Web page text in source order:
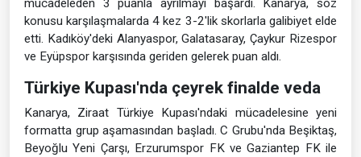
mücadeleden 3 puanla ayrılmayı başardı. Kanarya, söz
konusu karşılaşmalarda 4 kez 3-2'lik skorlarla galibiyet elde
etti. Kadıköy'deki Alanyaspor, Galatasaray, Çaykur Rizespor
ve Eyüpspor karşısında geriden gelerek puan aldı.
Türkiye Kupası'nda çeyrek finalde veda
Kanarya, Ziraat Türkiye Kupası'ndaki mücadelesine yeni
formatta grup aşamasından başladı. C Grubu'nda Beşiktaş,
Beyoğlu Yeni Çarşı, Erzurumspor FK ve Gaziantep FK ile